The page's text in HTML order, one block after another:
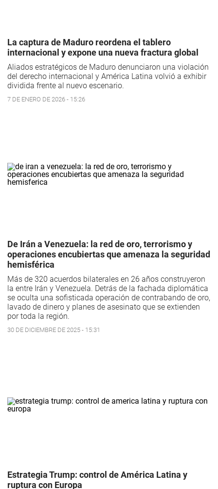
La captura de Maduro reordena el tablero
internacional y expone una nueva fractura global
Aliados estratégicos de Maduro denunciaron una violación
del derecho internacional y América Latina volvió a exhibir
dividida frente al nuevo escenario.
7 DE ENERO DE 2026 - 15:26
De Irán a Venezuela: la red de oro, terrorismo y
operaciones encubiertas que amenaza la seguridad
hemisférica
Más de 320 acuerdos bilaterales en 26 años construyeron
la entre Irán y Venezuela. Detrás de la fachada diplomática
se oculta una sofisticada operación de contrabando de oro,
lavado de dinero y planes de asesinato que se extienden
por toda la región.
30 DE DICIEMBRE DE 2025 - 15:31
Estrategia Trump: control de América Latina y
ruptura con Europa